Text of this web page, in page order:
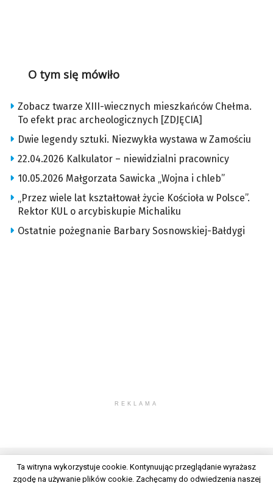
O tym się mówiło
Zobacz twarze XIII-wiecznych mieszkańców Chełma.
To efekt prac archeologicznych [ZDJĘCIA]
Dwie legendy sztuki. Niezwykła wystawa w Zamościu
22.04.2026 Kalkulator – niewidzialni pracownicy
10.05.2026 Małgorzata Sawicka „Wojna i chleb”
„Przez wiele lat kształtował życie Kościoła w Polsce”.
Rektor KUL o arcybiskupie Michaliku
Ostatnie pożegnanie Barbary Sosnowskiej-Bałdygi
REKLAMA
Ta witryna wykorzystuje cookie. Kontynuując przeglądanie wyrażasz
zgodę na używanie plików cookie. Zachęcamy do odwiedzenia naszej